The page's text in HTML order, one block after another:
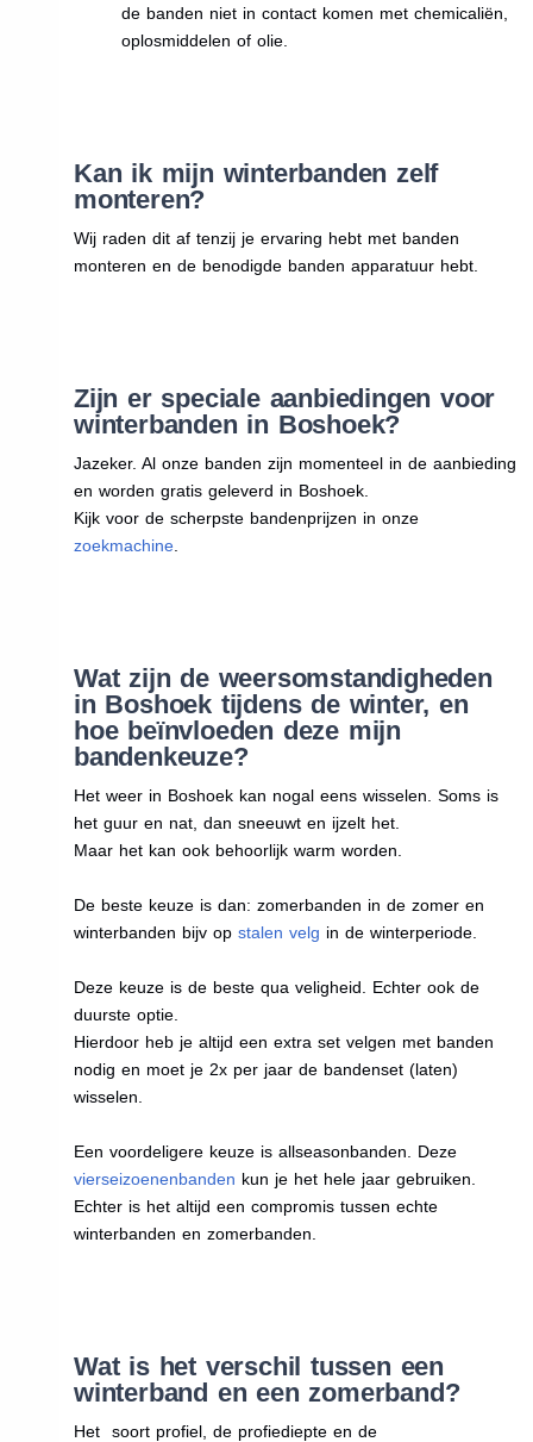
de banden niet in contact komen met chemicaliën,
oplosmiddelen of olie.
Kan ik mijn winterbanden zelf
monteren?
Wij raden dit af tenzij je ervaring hebt met banden
monteren en de benodigde banden apparatuur hebt.
Zijn er speciale aanbiedingen voor
winterbanden in Boshoek?
Jazeker. Al onze banden zijn momenteel in de aanbieding
en worden gratis geleverd in Boshoek.
Kijk voor de scherpste bandenprijzen in onze
zoekmachine.
Wat zijn de weersomstandigheden
in Boshoek tijdens de winter, en
hoe beïnvloeden deze mijn
bandenkeuze?
Het weer in Boshoek kan nogal eens wisselen. Soms is
het guur en nat, dan sneeuwt en ijzelt het.
Maar het kan ook behoorlijk warm worden.
De beste keuze is dan: zomerbanden in de zomer en
winterbanden bijv op stalen velg in de winterperiode.
Deze keuze is de beste qua veligheid. Echter ook de
duurste optie.
Hierdoor heb je altijd een extra set velgen met banden
nodig en moet je 2x per jaar de bandenset (laten)
wisselen.
Een voordeligere keuze is allseasonbanden. Deze
vierseizoenenbanden kun je het hele jaar gebruiken.
Echter is het altijd een compromis tussen echte
winterbanden en zomerbanden.
Wat is het verschil tussen een
winterband en een zomerband?
Het soort profiel, de profiediepte en de